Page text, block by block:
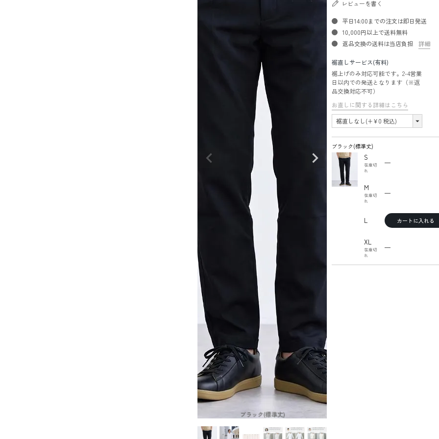
ブラック(標準丈)
レビューを書く
平日14:00までの注文は即日発送
10,000円以上で送料無料
返品交換の送料は当店負担
詳細
裾直しサービス(有料)
裾上げのみ対応可能です。2-4営業
日以内での発送となります（※返
品交換対応不可）
お直しに関する詳細はこちら
ブラック(標準丈)
S
在庫切
れ
—
M
在庫切
れ
—
L カートに入れる
XL
在庫切
れ
—